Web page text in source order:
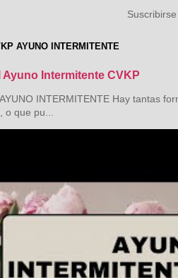
AYUNO INTERMITENTE
Ayuno Intermitente CVKP
INTERMITENTE Hay tantas
que pu...